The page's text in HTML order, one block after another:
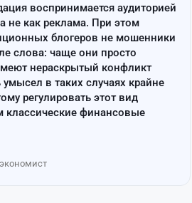
воспринимается аудиторией
не как реклама. При этом
блогеров не мошенники
слова: чаще они просто
нераскрытый конфликт
умысел в таких случаях крайне
регулировать этот вид
классические финансовые